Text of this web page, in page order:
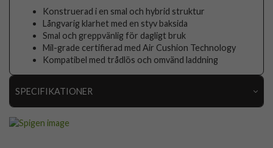
Konstruerad i en smal och hybrid struktur
Långvarig klarhet med en styv baksida
Smal och greppvänlig för dagligt bruk
Mil-grade certifierad med Air Cushion Technology
Kompatibel med trådlös och omvänd laddning
SPECIFIKATIONER